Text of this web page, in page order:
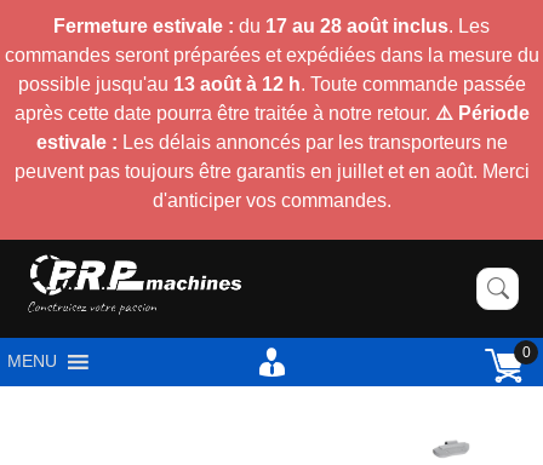
Fermeture estivale : du 17 au 28 août inclus. Les
commandes seront préparées et expédiées dans la mesure du
possible jusqu'au 13 août à 12 h. Toute commande passée
après cette date pourra être traitée à notre retour. ⚠️ Période
estivale : Les délais annoncés par les transporteurs ne
peuvent pas toujours être garantis en juillet et en août. Merci
d'anticiper vos commandes.
MENU 0